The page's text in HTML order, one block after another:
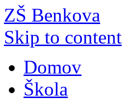
ZŠ Benkova
Skip to content
Domov
Škola